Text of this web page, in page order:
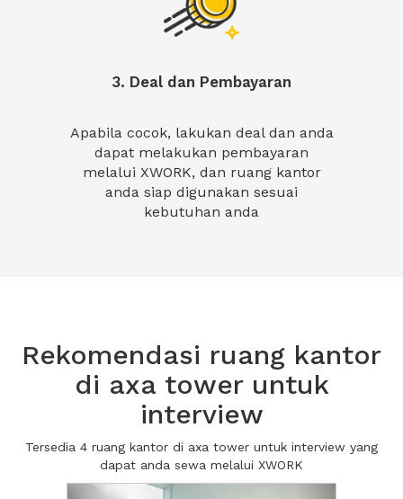
3. Deal dan Pembayaran
Apabila cocok, lakukan deal dan anda
dapat melakukan pembayaran
melalui XWORK, dan ruang kantor
anda siap digunakan sesuai
kebutuhan anda
Rekomendasi ruang kantor
di axa tower untuk
interview
Tersedia 4 ruang kantor di axa tower untuk interview yang
dapat anda sewa melalui XWORK